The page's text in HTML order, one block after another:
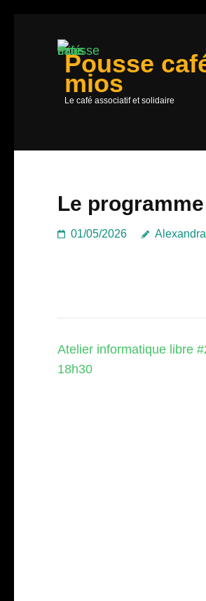
Pousse
mios
Le café associatif et solidaire
Le
01/05/2026
Navigation
de
Atelier informatique libre
18h30